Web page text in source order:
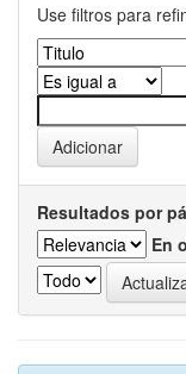
Use filtros para
Resultados por
En